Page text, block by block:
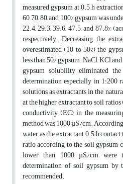
measured gypsum at 0.5 h
60, 70, 80, and 100% gypsum was
22.4, 29.3, 39.6, 47.5, and 87.8%
respectively. Decreasing the
overestimated (10 to 50%) the
less than 50% gypsum. NaCl, KCl
gypsum solubility eliminated
determination especially in 1:200
solutions as extractants in the
at the higher extractant to soil
conductivity (EC) in the
method was 1000 µS/cm.
water as the extractant, 0.5 h
ratio according to the soil gypsum
lower than 1000 µS/cm were
determination of soil gypsum by
recommended.